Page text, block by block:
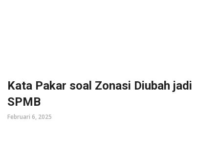
Kata Pakar soal Zonasi Diubah jadi
SPMB
Februari 6, 2025